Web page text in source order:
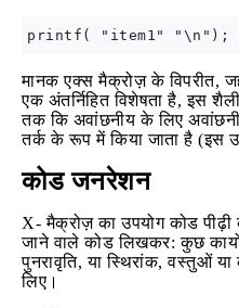
मानक एक्स मैक्रोज़ के विपरीत,
एक अंतर्निहित विशेषता है, इस
तक कि अवांछनीय के लिए
तर्क के रूप में किया जाता है (इस
कोड जनरेशन
X- मैक्रोज़ का उपयोग कोड पीढ़ी
जाने वाले कोड लिखकर: कुछ
पुनरावृति, या स्थिरांक, वस्तुओं
लिए।